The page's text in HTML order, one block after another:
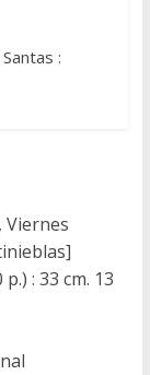
:
Viernes
: 33 cm. 13